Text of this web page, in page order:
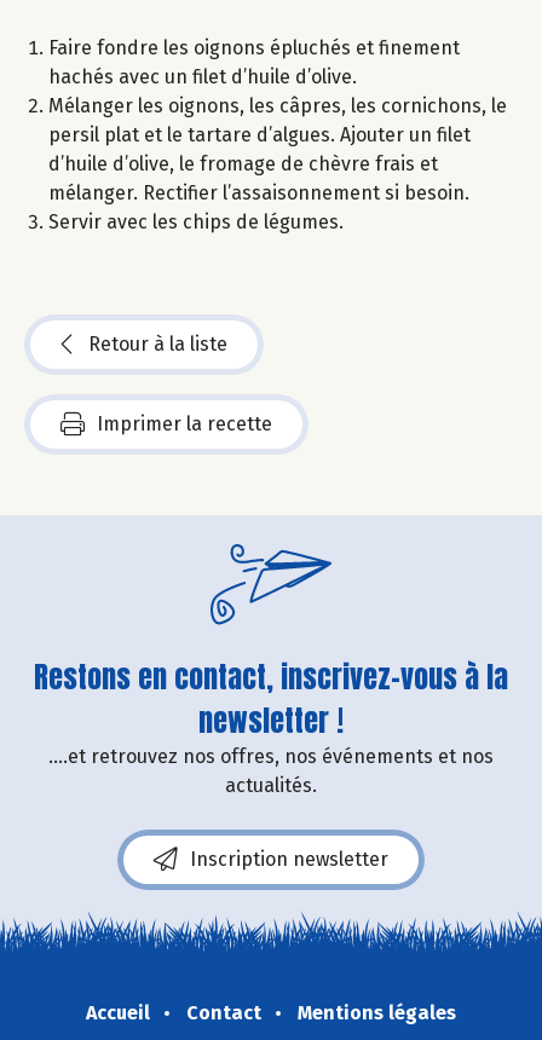
Faire fondre les oignons épluchés et finement
hachés avec un filet d’huile d’olive.
Mélanger les oignons, les câpres, les cornichons, le
persil plat et le tartare d’algues. Ajouter un filet
d’huile d’olive, le fromage de chèvre frais et
mélanger. Rectifier l’assaisonnement si besoin.
Servir avec les chips de légumes.
Retour à la liste
Imprimer la recette
Restons en contact, inscrivez-vous à la
newsletter !
....et retrouvez nos offres, nos événements et nos
actualités.
Inscription newsletter
Accueil Contact
Mentions légales